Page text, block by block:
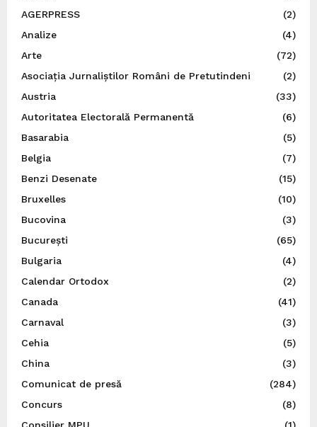
AGERPRESS
(2)
Analize
(4)
Arte
(72)
Asociația Jurnaliștilor Români de Pretutindeni
(2)
Austria
(33)
Autoritatea Electorală Permanentă
(6)
Basarabia
(5)
Belgia
(7)
Benzi Desenate
(15)
Bruxelles
(10)
Bucovina
(3)
București
(65)
Bulgaria
(4)
Calendar Ortodox
(2)
Canada
(41)
Carnaval
(3)
Cehia
(5)
China
(3)
Comunicat de presă
(284)
Concurs
(8)
Consilier MPU
(1)